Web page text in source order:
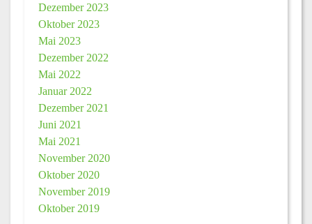
Dezember 2023
Oktober 2023
Mai 2023
Dezember 2022
Mai 2022
Januar 2022
Dezember 2021
Juni 2021
Mai 2021
November 2020
Oktober 2020
November 2019
Oktober 2019